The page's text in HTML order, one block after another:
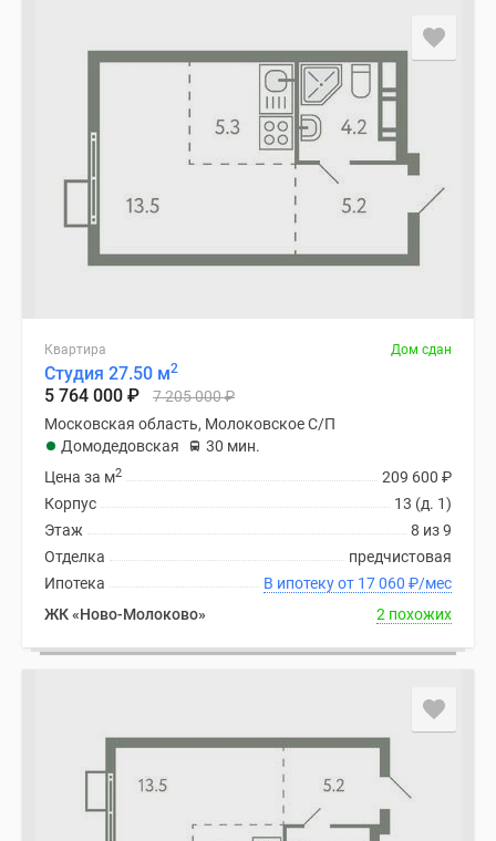
коттеджные
лесу
Коттеджные
поселки
водоема
Коттеджные
поселки
ипотеку
Бизнес-
центры
Коттеджи
Квартира Дом сдан
Студия 27.50 м2
5 764 000 ₽ 7 205 000₽
Московская область, Молоковское С/П
Домодедовская
30 мин.
209 600 ₽
Цена за м2
13 (д. 1)
Корпус
8 из 9
Этаж
предчистовая
Отделка
В ипотеку от 17 060 ₽/мес
Ипотека
ЖК «Ново-Молоково»
2 похожих